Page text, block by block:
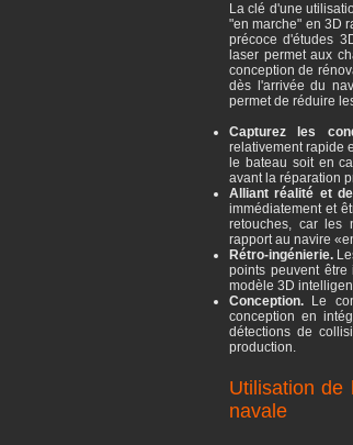
La clé d'une
"en marche" en 3D
précoce d'études
laser permet aux
conception de
dès l'arrivée du
permet de réduire
Capturez les
relativement rapide
le bateau soit en
avant la réparation
Alliant réalité et
immédiatement et
retouches, car les
rapport au navire
Rétro-ingénierie.
points peuvent
modèle 3D
Conception. Le
conception en
détections de
production.
Utilisation de
navale